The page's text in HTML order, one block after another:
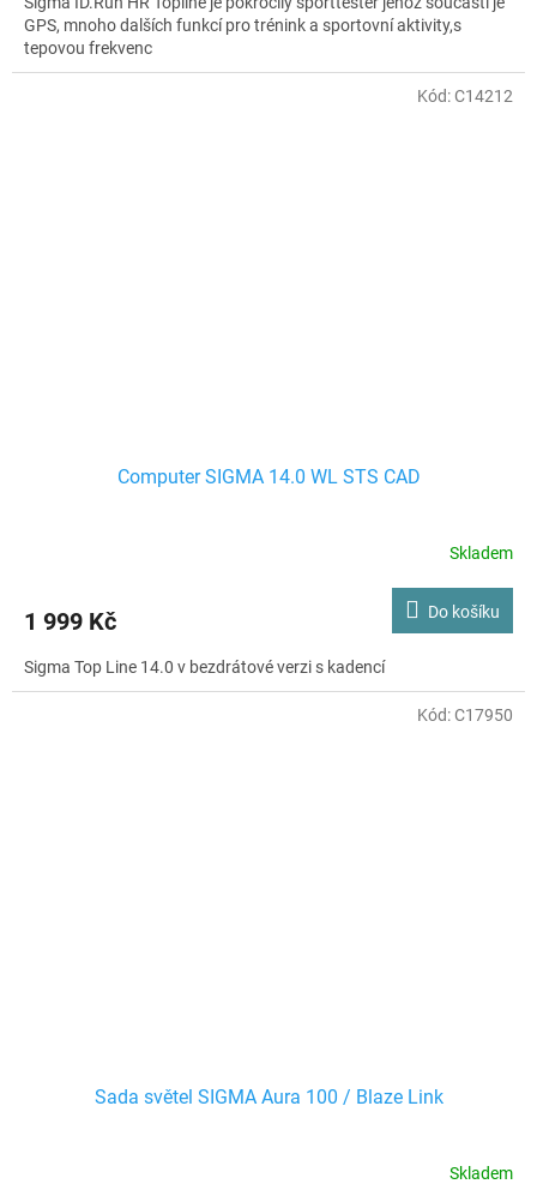
GPS, mnoho dalších funkcí pro trénink a sportovní aktivity,s
tepovou frekvenc
Computer SIGMA 14.0 WL STS CAD
Skladem
1 999 Kč Do košíku
Sigma Top Line 14.0 v bezdrátové verzi s kadencí
Kód:C14212
Sada světel SIGMA Aura 100 / Blaze Link
Skladem
Kód:C17950